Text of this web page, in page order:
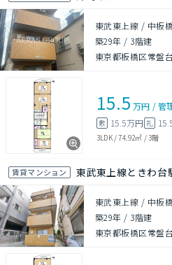
東武東上線 / 中板
築29年 / 3階建
東京都板橋区常盤
15.5 万円 /管
敷 15.5万円 礼
3LDK/74.92㎡ /3階
賃貸マンション 東武東上線ときわ台
東武東上線 / 中板
築29年 / 3階建
東京都板橋区常盤